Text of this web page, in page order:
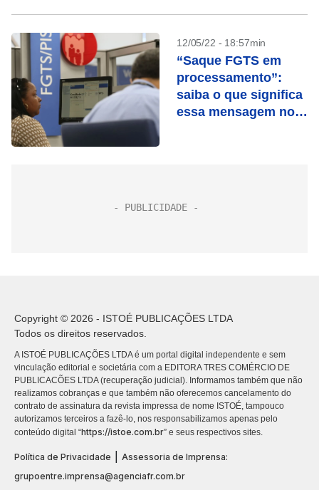
12/05/22 - 18:57min
“Saque FGTS em
processamento”:
saiba o que significa
essa mensagem no
Copyright © 2026 - ISTOÉ PUBLICAÇÕES LTDA
Todos os direitos reservados.
A ISTOÉ PUBLICAÇÕES LTDA é um portal digital independente e sem
vinculação editorial e societária com a EDITORA TRES COMÉRCIO DE
PUBLICACÕES LTDA (recuperação judicial). Informamos também que não
realizamos cobranças e que também não oferecemos cancelamento do
contrato de assinatura da revista impressa de nome ISTOÉ, tampouco
autorizamos terceiros a fazê-lo, nos responsabilizamos apenas pelo
conteúdo digital “https://istoe.com.br” e seus respectivos sites.
Política de Privacidade
Assessoria de Imprensa:
grupoentre.imprensa@agenciafr.com.br